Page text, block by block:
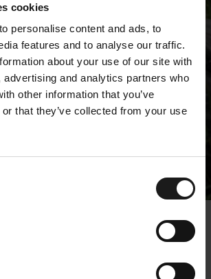
cookies
personalise content and ads, to
features and to analyse our traffic.
about your use of our site with
advertising and analytics partners who
other information that you’ve
that they’ve collected from your use
aloittaa